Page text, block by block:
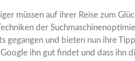
müssen auf ihrer Reise zum
der
und bieten nun ihre
ihn gut findet und dass ihn